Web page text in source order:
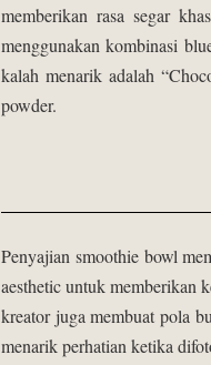
memberikan rasa segar
menggunakan kombinasi
kalah menarik adalah
powder.
Penyajian smoothie bowl
aesthetic untuk memberikan
kreator juga membuat pola
menarik perhatian ketika